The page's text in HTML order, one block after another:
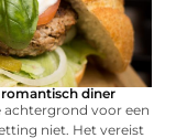
romantisch diner
achtergrond voor een
niet. Het vereist